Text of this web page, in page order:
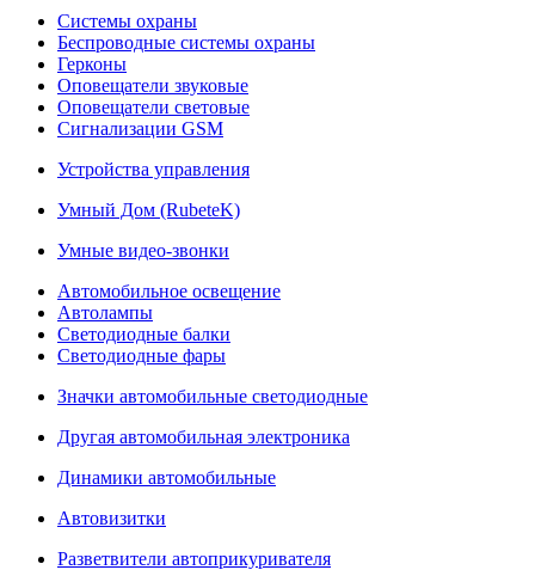
Системы охраны
Беспроводные системы охраны
Герконы
Оповещатели звуковые
Оповещатели световые
Сигнализации GSM
Устройства управления
Умный Дом (RubeteK)
Умные видео-звонки
Автомобильное освещение
Автолампы
Светодиодные балки
Светодиодные фары
Значки автомобильные светодиодные
Другая автомобильная электроника
Динамики автомобильные
Автовизитки
Разветвители автоприкуривателя